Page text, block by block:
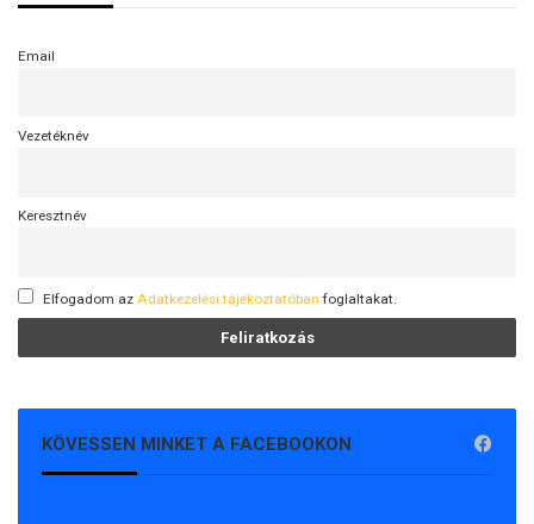
Email
Vezetéknév
Keresztnév
Elfogadom az Adatkezelési tájékoztatóban foglaltakat.
KÖVESSEN MINKET A FACEBOOKON